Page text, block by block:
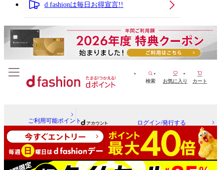
d fashionは毎日お得宣言!!
検索 お気に入り カート
ご利用可能ポイント ログイン/発行する